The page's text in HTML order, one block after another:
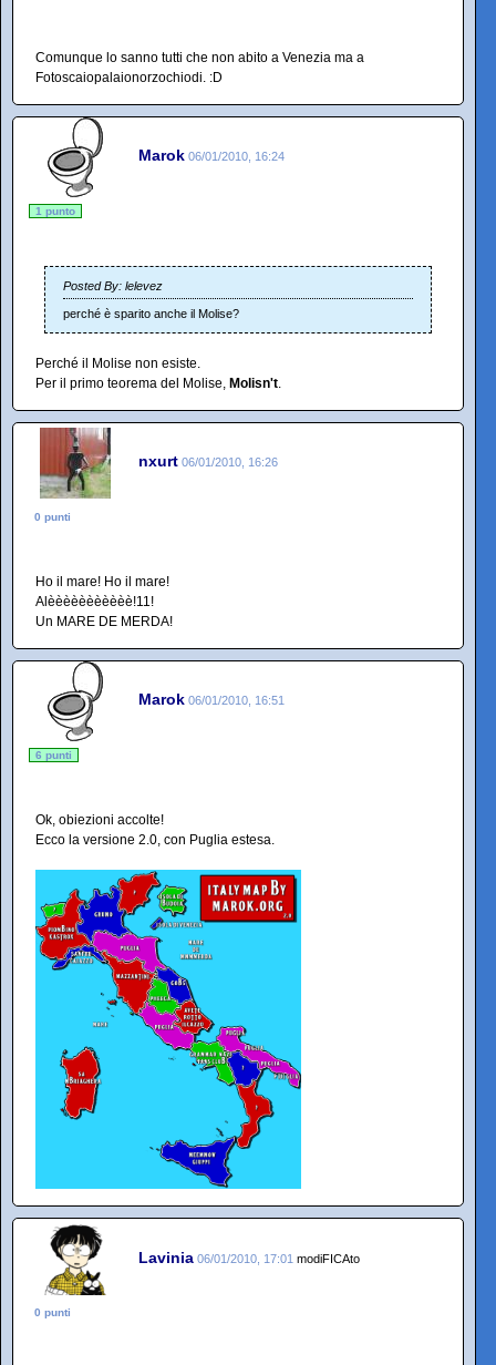
Comunque lo sanno tutti che non abito a Venezia ma a
Fotoscaiopalaionorzochiodi. :D
Marok 06/01/2010, 16:24
1 punto
Posted By: lelevez
perché è sparito anche il Molise?
Perché il Molise non esiste.
Per il primo teorema del Molise, Molisn't
nxurt 06/01/2010, 16:26
0 punti
Ho il mare! Ho il mare!
Alèèèèèèèèèèè!11!
Un MARE DE MERDA!
Marok 06/01/2010, 16:51
6 punti
Ok, obiezioni accolte!
Ecco la versione 2.0, con Puglia estesa.
Lavinia 06/01/2010, 17:01 modiFICAto
0 punti